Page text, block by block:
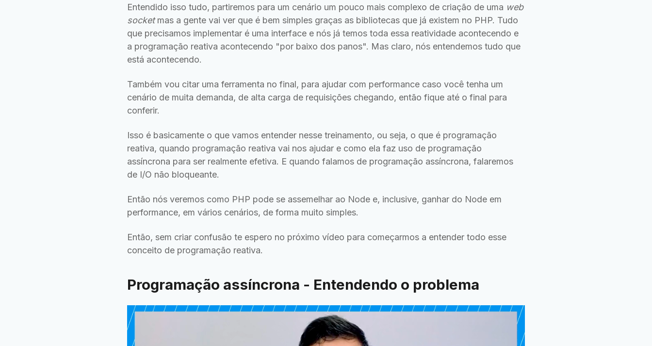
Entendido isso tudo, partiremos para um cenário um pouco mais complexo de criação de uma web
socketmas a gente vai ver que é bem simples graças as bibliotecas que já existem no PHP. Tudo
que precisamos implementar é uma interface e nós já temos toda essa reatividade acontecendo e
a programação reativa acontecendo "por baixo dos panos". Mas claro, nós entendemos tudo que
está acontecendo.
Também vou citar uma ferramenta no final, para ajudar com performance caso você tenha um
cenário de muita demanda, de alta carga de requisições chegando, então fique até o final para
conferir.
Isso é basicamente o que vamos entender nesse treinamento, ou seja, o que é programação
reativa, quando programação reativa vai nos ajudar e como ela faz uso de programação
assíncrona para ser realmente efetiva. E quando falamos de programação assíncrona, falaremos
de I/O não bloqueante.
Então nós veremos como PHP pode se assemelhar ao Node e, inclusive, ganhar do Node em
performance, em vários cenários, de forma muito simples.
Então, sem criar confusão te espero no próximo vídeo para começarmos a entender todo esse
conceito de programação reativa.
Programação assíncrona - Entendendo o problema